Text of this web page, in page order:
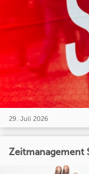
29. Juli 2026
Zeitmanagement